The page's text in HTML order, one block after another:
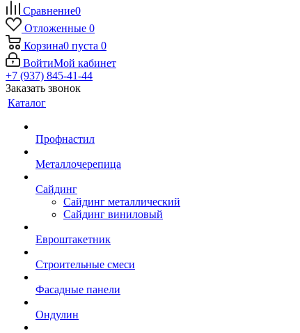
Сравнение0
Отложенные 0
Корзина0 пуста 0
ВойтиМой кабинет
+7 (937) 845-41-44
Заказать звонок
Каталог
Профнастил
Металлочерепица
Сайдинг
Сайдинг металлический
Сайдинг виниловый
Евроштакетник
Строительные смеси
Фасадные панели
Ондулин